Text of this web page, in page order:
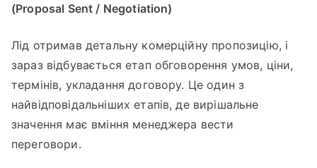
(Proposal Sent / Negotiation)
Лід отримав детальну комерційну пропозицію, і
зараз відбувається етап обговорення умов, ціни,
термінів, укладання договору. Це один з
найвідповідальніших етапів, де вирішальне
значення має вміння менеджера вести
переговори.